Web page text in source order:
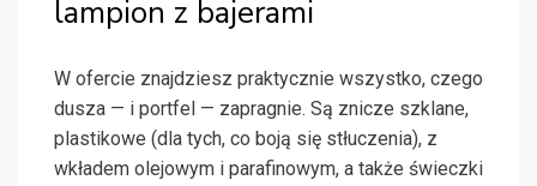
lampion z bajerami
W ofercie znajdziesz praktycznie wszystko, czego
dusza — i portfel — zapragnie. Są znicze szklane,
plastikowe (dla tych, co boją się stłuczenia), z
wkładem olejowym i parafinowym, a także świeczki